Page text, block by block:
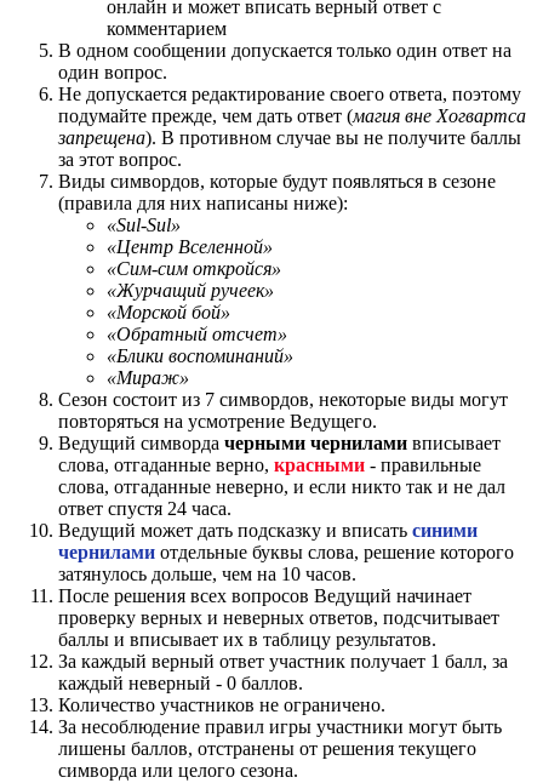
онлайн и может вписать верный ответ с
комментарием
В одном сообщении допускается только один ответ на
один вопрос.
Не допускается редактирование своего ответа, поэтому
подумайте прежде, чем дать ответ (магия вне Хогвартса
запрещена). В противном случае вы не получите баллы
за этот вопрос.
Виды симвордов, которые будут появляться в сезоне
(правила для них написаны ниже):
«Sul-Sul»
«Центр Вселенной»
«Сим-сим откройся»
«Журчащий ручеек»
«Морской бой»
«Обратный отсчет»
«Блики воспоминаний»
«Мираж»
Сезон состоит из 7 симвордов, некоторые виды могут
повторяться на усмотрение Ведущего.
Ведущий симворда черными чернилами вписывает
слова, отгаданные верно, красными - правильные
слова, отгаданные неверно, и если никто так и не дал
ответ спустя 24 часа.
Ведущий может дать подсказку и вписать синими
чернилами отдельные буквы слова, решение которого
затянулось дольше, чем на 10 часов.
После решения всех вопросов Ведущий начинает
проверку верных и неверных ответов, подсчитывает
баллы и вписывает их в таблицу результатов.
За каждый верный ответ участник получает 1 балл, за
каждый неверный - 0 баллов.
Количество участников не ограничено.
За несоблюдение правил игры участники могут быть
лишены баллов, отстранены от решения текущего
симворда или целого сезона.